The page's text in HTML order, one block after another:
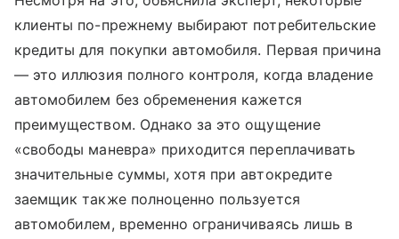
клиенты по-прежнему выбирают потребительские
кредиты для покупки автомобиля. Первая причина
— это иллюзия полного контроля, когда владение
автомобилем без обременения кажется
преимуществом. Однако за это ощущение
«свободы маневра» приходится переплачивать
значительные суммы, хотя при автокредите
заемщик также полноценно пользуется
автомобилем, временно ограничиваясь лишь в